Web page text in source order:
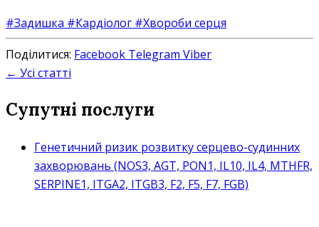
#Задишка #Кардіолог #Хвороби серця
Поділитися: Facebook Telegram Viber
← Усі статті
Супутні послуги
Генетичний ризик розвитку серцево-судинних
захворювань (NOS3, AGT, PON1, IL10, IL4, MTHFR,
SERPINE1, ITGA2, ITGB3, F2, F5, F7, FGB)